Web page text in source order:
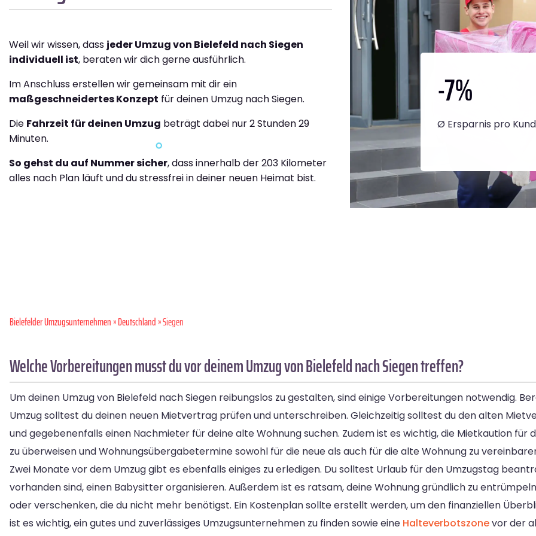
Weil wir wissen, dass jeder Umzug von Bielefeld nach Siegen
individuell ist, beraten wir dich gerne ausführlich.
Im Anschluss erstellen wir gemeinsam mit dir ein
maßgeschneidertes Konzept für deinen Umzug nach Siegen.
Die Fahrzeit für deinen Umzug beträgt dabei nur 2 Stunden 29
Minuten.
So gehst du auf Nummer sicher, dass innerhalb der 203 Kilometer
alles nach Plan läuft und du stressfrei in deiner neuen Heimat bist.
-7%
Ø Ersparnis pro
Bielefelder Umzugsunternehmen»Deutschland» Siegen
Welche Vorbereitungen musst du vor deinem Umzug von Bielefeld nach Siegen treffen?
Um deinen Umzug von Bielefeld nach Siegen reibungslos zu gestalten, sind einige Vorbereitungen notwendig.
Umzug solltest du deinen neuen Mietvertrag prüfen und unterschreiben. Gleichzeitig solltest du den alten
und gegebenenfalls einen Nachmieter für deine alte Wohnung suchen. Zudem ist es wichtig, die Mietkaution für
zu überweisen und Wohnungsübergabetermine sowohl für die neue als auch für die alte Wohnung zu
Zwei Monate vor dem Umzug gibt es ebenfalls einiges zu erledigen. Du solltest Urlaub für den Umzugstag
vorhanden sind, einen Babysitter organisieren. Außerdem ist es ratsam, deine Wohnung gründlich zu
oder verschenken, die du nicht mehr benötigst. Ein Kostenplan sollte erstellt werden, um den finanziellen
ist es wichtig, ein gutes und zuverlässiges Umzugsunternehmen zu finden sowie eine Halteverbotszonevor der